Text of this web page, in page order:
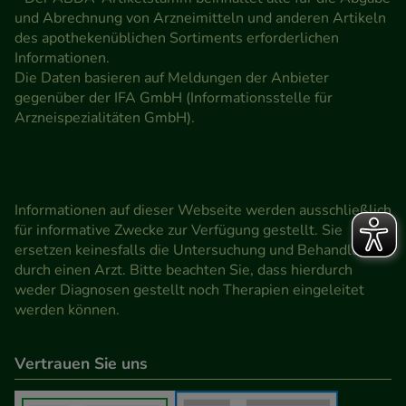
und Abrechnung von Arzneimitteln und anderen Artikeln
des apothekenüblichen Sortiments erforderlichen
Informationen.
Die Daten basieren auf Meldungen der Anbieter
gegenüber der IFA GmbH (Informationsstelle für
Arzneispezialitäten GmbH).
Informationen auf dieser Webseite werden ausschließlich
für informative Zwecke zur Verfügung gestellt. Sie
ersetzen keinesfalls die Untersuchung und Behandlung
durch einen Arzt. Bitte beachten Sie, dass hierdurch
weder Diagnosen gestellt noch Therapien eingeleitet
werden können.
Vertrauen Sie uns